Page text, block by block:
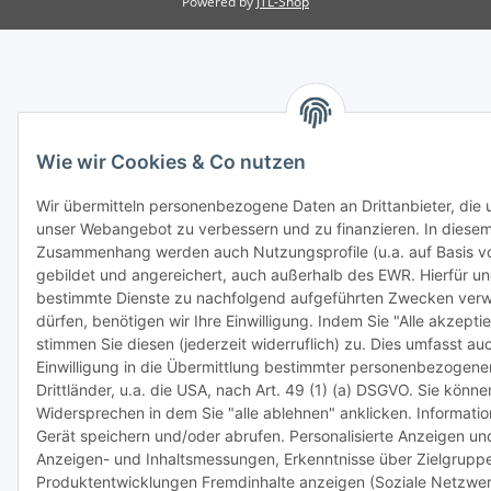
Wie wir Cookies & Co nutzen
Wir übermitteln personenbezogene Daten an Drittanbieter, die
unser Webangebot zu verbessern und zu finanzieren. In
Zusammenhang werden auch Nutzungsprofile (u.a. auf Basis
gebildet und angereichert, auch außerhalb des EWR. Hierfür
bestimmte Dienste zu nachfolgend aufgeführten Zwecken
dürfen, benötigen wir Ihre Einwilligung. Indem Sie "Alle
stimmen Sie diesen (jederzeit widerruflich) zu. Dies umfasst
Einwilligung in die Übermittlung bestimmter
Drittländer, u.a. die USA, nach Art. 49 (1) (a) DSGVO. Sie
Widersprechen in dem Sie "alle ablehnen" anklicken.
Gerät speichern und/oder abrufen. Personalisierte Anzeigen
Anzeigen- und Inhaltsmessungen, Erkenntnisse über
Produktentwicklungen Fremdinhalte anzeigen (Soziale